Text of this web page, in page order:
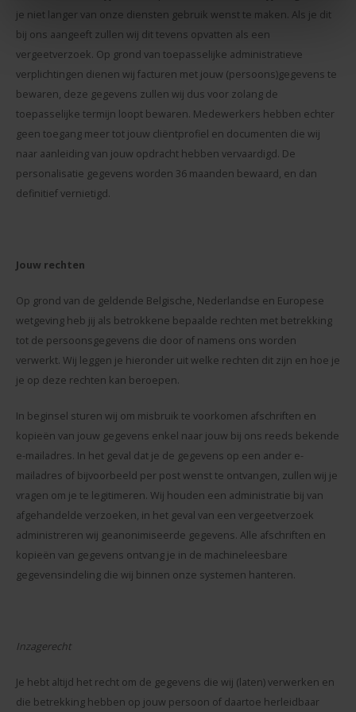
je niet langer van onze diensten gebruik wenst te maken. Als je dit
bij ons aangeeft zullen wij dit tevens opvatten als een
vergeetverzoek. Op grond van toepasselijke administratieve
verplichtingen dienen wij facturen met jouw (persoons)gegevens te
bewaren, deze gegevens zullen wij dus voor zolang de
toepasselijke termijn loopt bewaren. Medewerkers hebben echter
geen toegang meer tot jouw cliëntprofiel en documenten die wij
naar aanleiding van jouw opdracht hebben vervaardigd. De
personalisatie gegevens worden 36 maanden bewaard, en dan
definitief vernietigd.
Jouw rechten
Op grond van de geldende Belgische, Nederlandse en Europese
wetgeving heb jij als betrokkene bepaalde rechten met betrekking
tot de persoonsgegevens die door of namens ons worden
verwerkt. Wij leggen je hieronder uit welke rechten dit zijn en hoe je
je op deze rechten kan beroepen.
In beginsel sturen wij om misbruik te voorkomen afschriften en
kopieën van jouw gegevens enkel naar jouw bij ons reeds bekende
e-mailadres. In het geval dat je de gegevens op een ander e-
mailadres of bijvoorbeeld per post wenst te ontvangen, zullen wij je
vragen om je te legitimeren. Wij houden een administratie bij van
afgehandelde verzoeken, in het geval van een vergeetverzoek
administreren wij geanonimiseerde gegevens. Alle afschriften en
kopieën van gegevens ontvang je in de machineleesbare
gegevensindeling die wij binnen onze systemen hanteren.
Inzagerecht
Je hebt altijd het recht om de gegevens die wij (laten) verwerken en
die betrekking hebben op jouw persoon of daartoe herleidbaar